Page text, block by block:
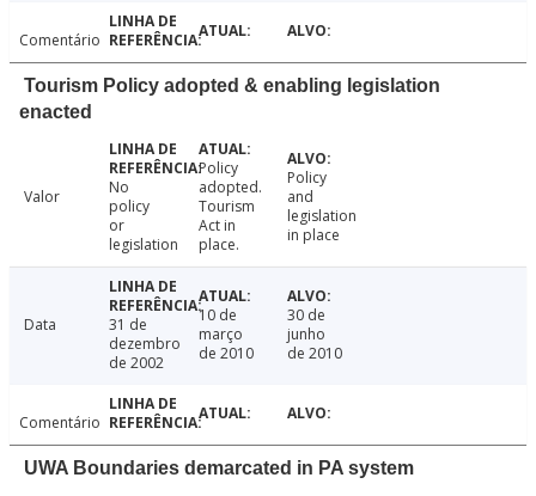
Comentário
Tourism Policy adopted & enabling legislation
enacted
Valor
No
policy
or
legislation
Policy
adopted.
Tourism
Act in
place.
Policy
and
legislation
in place
Data
31 de
dezembro
de 2002
10 de
março
de 2010
30 de
junho
de 2010
Comentário
UWA Boundaries demarcated in PA system